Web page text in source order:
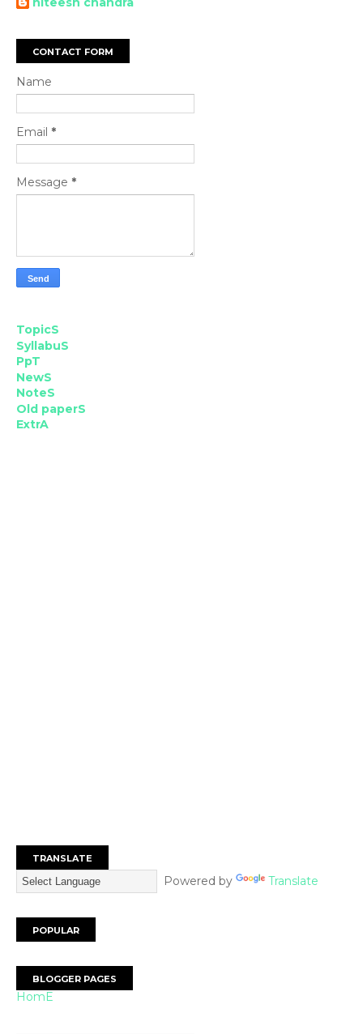
CONTACT FORM
Name
Email *
Message *
TopicS
SyllabuS
PpT
NewS
NoteS
Old paperS
ExtrA
TRANSLATE
Powered by Translate
POPULAR
BLOGGER PAGES
HomE